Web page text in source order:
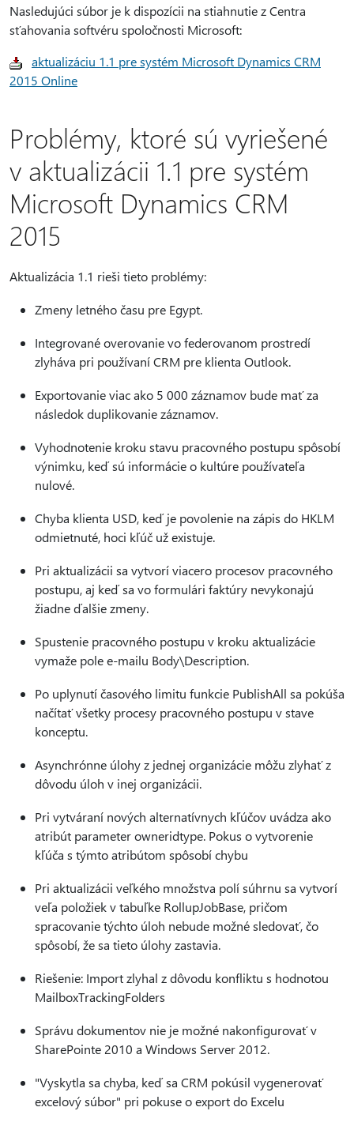
Nasledujúci súbor je k dispozícii na stiahnutie z Centra
sťahovania softvéru spoločnosti Microsoft:
aktualizáciu 1.1 pre systém Microsoft Dynamics CRM
2015 Online
Problémy, ktoré sú vyriešené
v aktualizácii 1.1 pre systém
Microsoft Dynamics CRM
2015
Aktualizácia 1.1 rieši tieto problémy:
Zmeny letného času pre Egypt.
Integrované overovanie vo federovanom prostredí
zlyháva pri používaní CRM pre klienta Outlook.
Exportovanie viac ako 5 000 záznamov bude mať za
následok duplikovanie záznamov.
Vyhodnotenie kroku stavu pracovného postupu spôsobí
výnimku, keď sú informácie o kultúre používateľa
nulové.
Chyba klienta USD, keď je povolenie na zápis do HKLM
odmietnuté, hoci kľúč už existuje.
Pri aktualizácii sa vytvorí viacero procesov pracovného
postupu, aj keď sa vo formulári faktúry nevykonajú
žiadne ďalšie zmeny.
Spustenie pracovného postupu v kroku aktualizácie
vymaže pole e-mailu Body\Description.
Po uplynutí časového limitu funkcie PublishAll sa pokúša
načítať všetky procesy pracovného postupu v stave
konceptu.
Asynchrónne úlohy z jednej organizácie môžu zlyhať z
dôvodu úloh v inej organizácii.
Pri vytváraní nových alternatívnych kľúčov uvádza ako
atribút parameter owneridtype. Pokus o vytvorenie
kľúča s týmto atribútom spôsobí chybu
Pri aktualizácii veľkého množstva polí súhrnu sa vytvorí
veľa položiek v tabuľke RollupJobBase, pričom
spracovanie týchto úloh nebude možné sledovať, čo
spôsobí, že sa tieto úlohy zastavia.
Riešenie: Import zlyhal z dôvodu konfliktu s hodnotou
MailboxTrackingFolders
Správu dokumentov nie je možné nakonfigurovať v
SharePointe 2010 a Windows Server 2012.
"Vyskytla sa chyba, keď sa CRM pokúsil vygenerovať
excelový súbor" pri pokuse o export do Excelu